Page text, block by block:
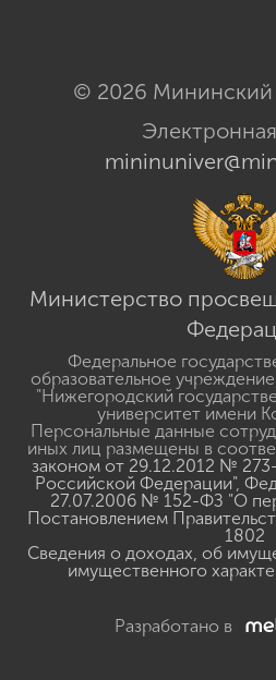
© 2026 Мининский
Министерство
Федеральное
образовательное
"Нижегородский
университет имени
Персональные данные
иных лиц размещены в
законом от 29.12.2012 №
Российской Федерации",
27.07.2006 № 152-ФЗ "О
Постановлением
1802
Сведения о доходах, об
имущественного
Разработано в